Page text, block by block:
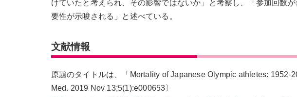
けていたと考えられ、その影響ではないか」と考察し、「参加回数
要性が示唆される」と述べている。
文献情報
原題のタイトルは、「Mortality of Japanese Olympic athletes: 1952-
Med. 2019 Nov 13;5(1):e000653〕